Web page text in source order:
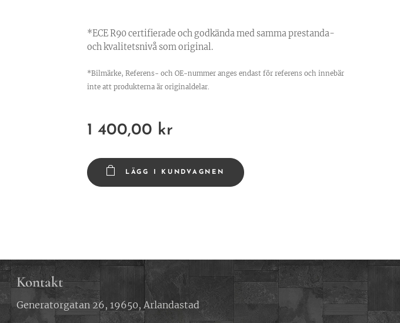
*ECE R90 certifierade och godkända med samma prestanda-
och kvalitetsnivå som original.
*Bilmärke, Referens- och OE-nummer anges endast för referens och innebär
inte att produkterna är originaldelar.
1 400,00 kr
LÄGG I KUNDVAGNEN
Kontakt
Generatorgatan 26, 19650, Arlandastad